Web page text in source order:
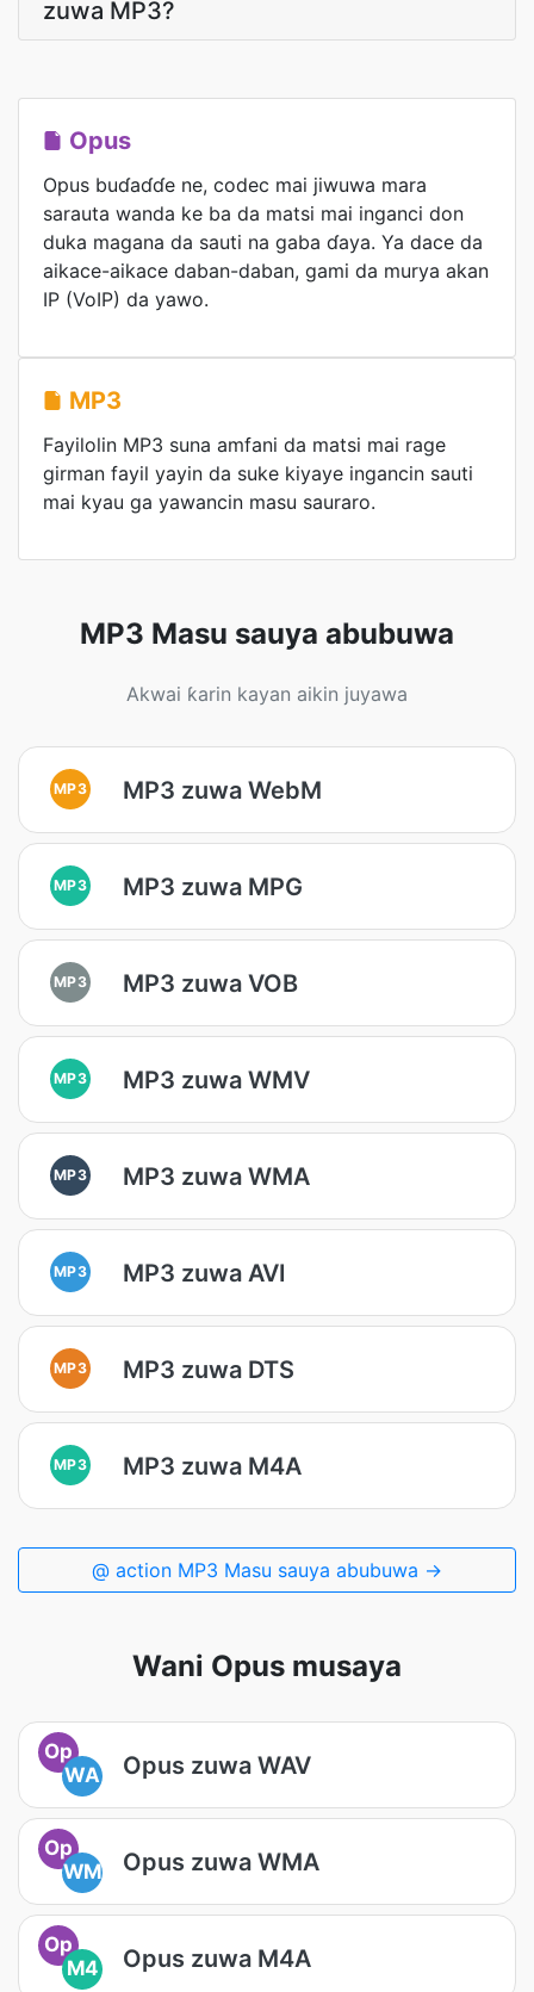
zuwa MP3?
Opus
Opus buɗaɗɗe ne, codec mai jiwuwa mara
sarauta wanda ke ba da matsi mai inganci don
duka magana da sauti na gaba ɗaya. Ya dace da
aikace-aikace daban-daban, gami da murya akan
IP (VoIP) da yawo.
MP3
Fayilolin MP3 suna amfani da matsi mai rage
girman fayil yayin da suke kiyaye ingancin sauti
mai kyau ga yawancin masu sauraro.
MP3 Masu sauya abubuwa
Akwai ƙarin kayan aikin juyawa
MP3 MP3 zuwa WebM
MP3 MP3 zuwa MPG
MP3 MP3 zuwa VOB
MP3 MP3 zuwa WMV
MP3 MP3 zuwa WMA
MP3 MP3 zuwa AVI
MP3 MP3 zuwa DTS
MP3 MP3 zuwa M4A
@ action MP3 Masu sauya abubuwa →
Wani Opus musaya
Op
WA
Opus zuwa WAV
Op
WM
Opus zuwa WMA
Op
M4
Opus zuwa M4A